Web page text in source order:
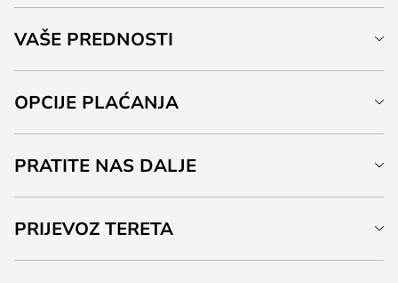
VAŠE PREDNOSTI
OPCIJE PLAĆANJA
PRATITE NAS DALJE
PRIJEVOZ TERETA